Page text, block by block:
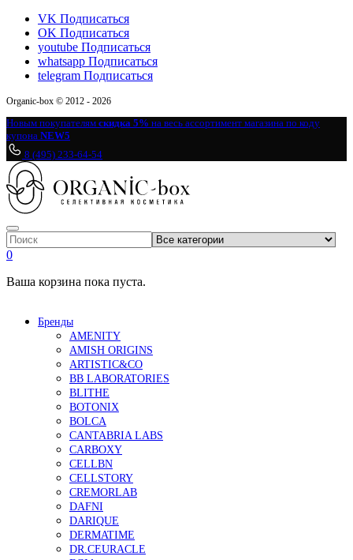
VK Подписаться
OK Подписаться
youtube Подписаться
whatsapp Подписаться
telegram Подписаться
Organic-box © 2012 - 2026
Новым покупателям скидка 5% на весь ассортимент магазина по коду
купона NEW5
8 (495) 233-64-54
0
Ваша корзина пока пуста.
Бренды
AMENITY
AMISH ORIGINS
ARTISTIC&CO
BB LABORATORIES
BLITHE
BOTONIX
BOLCA
CANTABRIA LABS
CARBOXY
CELLBN
CELLSTORY
CREMORLAB
DAFNI
DARIQUE
DERMATIME
DR.CEURACLE